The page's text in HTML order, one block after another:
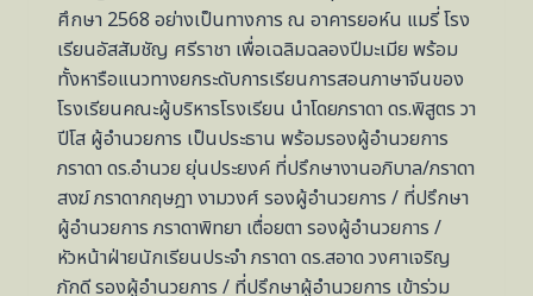
ศึกษา 2568 อย่างเป็นทางการ ณ อาคารยอห์น แมรี่ โรง
เรียนอัสสัมชัญ ศรีราชา เพื่อเฉลิมฉลองปีมะเมีย พร้อม
ทั้งหารือแนวทางยกระดับการเรียนการสอนภาษาจีนของ
โรงเรียนคณะผู้บริหารโรงเรียน นำโดยภราดา ดร.พิสูตร วา
ปีโส ผู้อำนวยการ เป็นประธาน พร้อมรองผู้อำนวยการ
ภราดา ดร.อำนวย ยุ่นประยงค์ ที่ปรึกษางานอภิบาล/ภราดา
สงฆ์ ภราดากฤษฎา งามวงศ์ รองผู้อำนวยการ / ที่ปรึกษา
ผู้อำนวยการ ภราดาพิทยา เตื่อยตา รองผู้อำนวยการ /
หัวหน้าฝ่ายนักเรียนประจำ ภราดา ดร.สอาด วงศาเจริญ
ภักดี รองผู้อำนวยการ / ที่ปรึกษาผู้อำนวยการ เข้าร่วม